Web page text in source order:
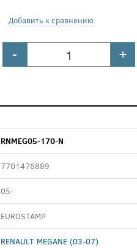
Добавить к сравнению
- +
RNMEG05-170-N
7701476889
05-
EUROSTAMP
RENAULT MEGANE (03-07)